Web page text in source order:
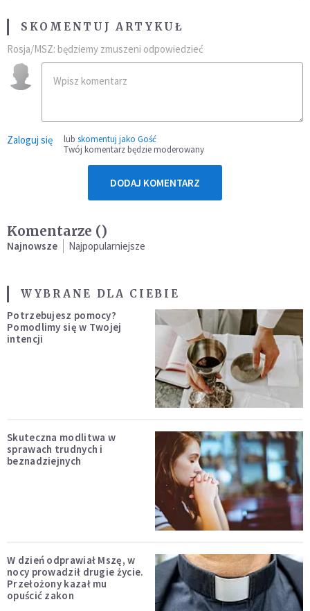
SKOMENTUJ ARTYKUŁ
Rosja/MSZ: będziemy zmuszeni odpowiedzieć
Zaloguj się lub skomentuj jako Gość
Twój komentarz będzie moderowany
DODAJ KOMENTARZ
Komentarze ()
Najnowsze Najpopularniejsze
WYBRANE DLA CIEBIE
Potrzebujesz pomocy?
Pomodlimy się w Twojej
intencji
Skuteczna modlitwa w
sprawach trudnych i
beznadziejnych
W dzień odprawiał Mszę, w
nocy prowadził drugie życie.
Przełożony kazał mu
opuścić zakon